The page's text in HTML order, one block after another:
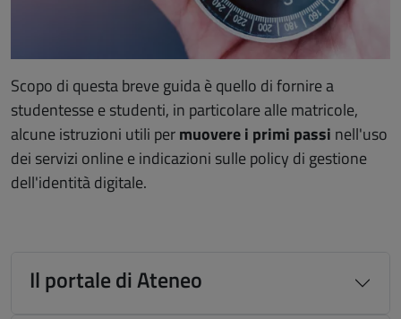
Scopo di questa breve guida è quello di fornire a
studentesse e studenti, in particolare alle matricole,
alcune istruzioni utili permuovere i primi passi nell'uso
dei servizi online e indicazioni sulle policy di gestione
dell'identità digitale.
Il portale di Ateneo